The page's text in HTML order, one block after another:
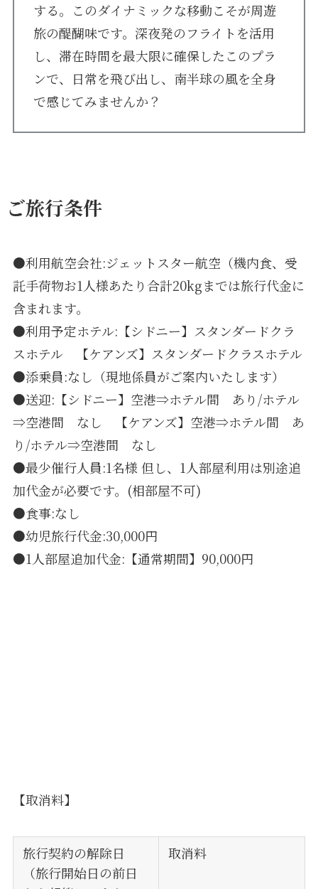
する。このダイナミックな移動こそが周遊
旅の醍醐味です。深夜発のフライトを活用
し、滞在時間を最大限に確保したこのプラ
ンで、日常を飛び出し、南半球の風を全身
で感じてみませんか？
ご旅行条件
●利用航空会社:ジェットスター航空（機内食、受
託手荷物お1人様あたり合計20kgまでは旅行代金に
含まれます。
●利用予定ホテル:【シドニー】スタンダードクラ
スホテル 【ケアンズ】スタンダードクラスホテル
●添乗員:なし（現地係員がご案内いたします）
●送迎:【シドニー】空港⇒ホテル間 あり/ホテル
⇒空港間 なし 【ケアンズ】空港⇒ホテル間 あ
り/ホテル⇒空港間 なし
●最少催行人員:1名様 但し、1人部屋利用は別途追
加代金が必要です。(相部屋不可)
●食事:なし
●幼児旅行代金:30,000円
●1人部屋追加代金:【通常期間】90,000円
【取消料】
旅行契約の解除日
（旅行開始日の前日
取消料